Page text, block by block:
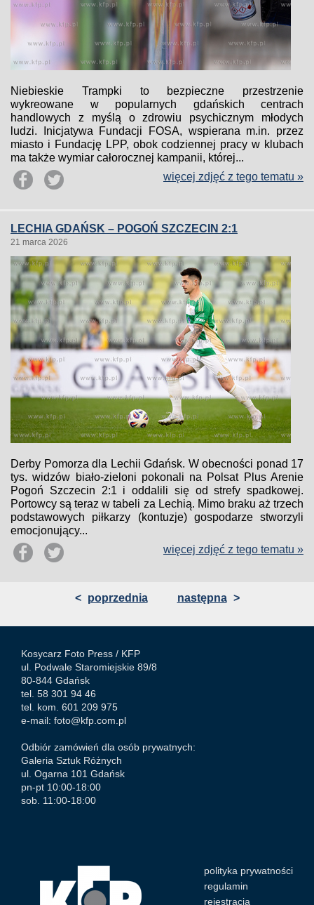
Niebieskie Trampki to bezpieczne przestrzenie
wykreowane w popularnych gdańskich centrach
handlowych z myślą o zdrowiu psychicznym młodych
ludzi. Inicjatywa Fundacji FOSA, wspierana m.in. przez
miasto i Fundację LPP, obok codziennej pracy w klubach
ma także wymiar całorocznej kampanii, której...
więcej zdjęć z tego tematu »
LECHIA GDAŃSK – POGOŃ SZCZECIN 2:1
21 marca 2026
Derby Pomorza dla Lechii Gdańsk. W obecności ponad 17
tys. widzów biało-zieloni pokonali na Polsat Plus Arenie
Pogoń Szczecin 2:1 i oddalili się od strefy spadkowej.
Portowcy są teraz w tabeli za Lechią. Mimo braku aż trzech
podstawowych piłkarzy (kontuzje) gospodarze stworzyli
emocjonujący...
więcej zdjęć z tego tematu »
< poprzednia następna >
Kosycarz Foto Press / KFP
ul. Podwale Staromiejskie 89/8
80-844 Gdańsk
tel. 58 301 94 46
tel. kom. 601 209 975
e-mail: foto@kfp.com.pl
Odbiór zamówień dla osób prywatnych:
Galeria Sztuk Różnych
ul. Ogarna 101 Gdańsk
pn-pt 10:00-18:00
sob. 11:00-18:00
polityka prywatności
regulamin
rejestracja